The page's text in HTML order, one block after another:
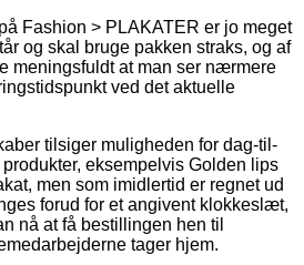
Fashion > PLAKATER er jo meget
og skal bruge pakken straks, og af
meningsfuldt at man ser nærmere
ved det aktuelle
tilsiger muligheden for dag-til-
eksempelvis Golden lips
men som imidlertid er regnet ud
forud for et angivent klokkeslæt,
nå at få bestillingen hen til
tager hjem.